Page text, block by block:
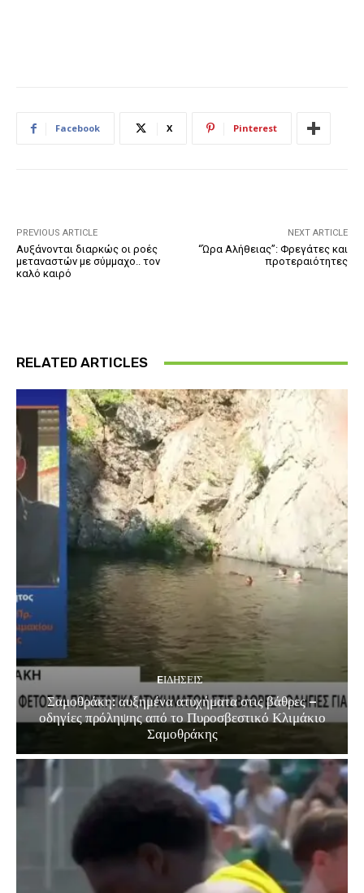
Facebook X Pinterest
PREVIOUS ARTICLE
Αυξάνονται διαρκώς οι ροές
μεταναστών με σύμμαχο.. τον
καλό καιρό
NEXT ARTICLE
“Ώρα Αλήθειας”: Φρεγάτες και
προτεραιότητες
RELATED ARTICLES
EΙΔΗΣΕΙΣ
Σαμοθράκη: αυξημένα ατυχήματα στις βάθρες –
οδηγίες πρόληψης από το Πυροσβεστικό Κλιμάκιο
Σαμοθράκης